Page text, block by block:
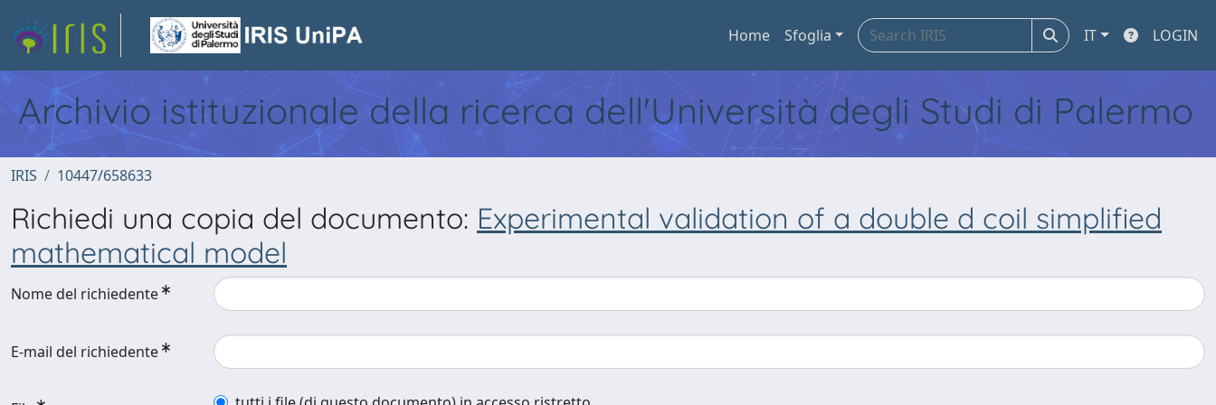
Home Sfoglia IT LOGIN
Archivio istituzionale della ricerca dell'Università degli Studi di Palermo
IRIS 10447/658633
Richiedi una copia del documento: Experimental validation of a double d coil simplified
mathematical model
Nome del richiedente
E-mail del richiedente